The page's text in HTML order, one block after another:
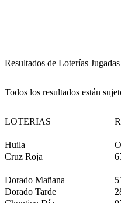
Resultados de Loterías
Todos los resultados están
LOTERIAS
Huila
Cruz Roja
Dorado Mañana
Dorado Tarde